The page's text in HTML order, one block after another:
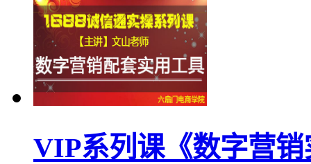
VIP系列课《数字营